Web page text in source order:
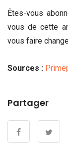
Êtes-vous
vous de cette
vous faire
Sources :
Partager